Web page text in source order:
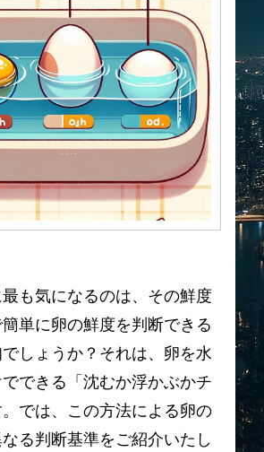
も気になるのは、その鮮度
単に卵の鮮度を判断できる
しょうか？それは、卵を水
できる「沈むか浮かぶかチ
では、この方法による卵の
る判断基準をご紹介いたし